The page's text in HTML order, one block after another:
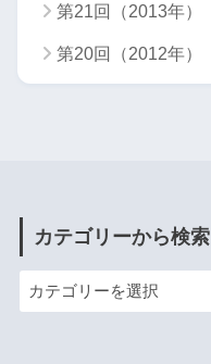
第21回（2013年）
第20回（2012年）
カテゴリーから検索